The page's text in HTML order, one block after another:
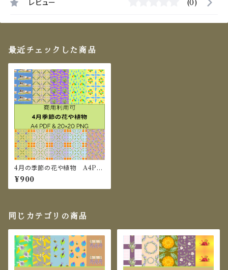
レビュー (0)
最近チェックした商品
4月の季節の花や植物 A4PD
F＆20×20㎝PNG セット
¥900
同じカテゴリの商品